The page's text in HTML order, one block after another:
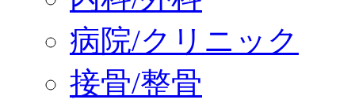
病院/クリニック
接骨/整骨